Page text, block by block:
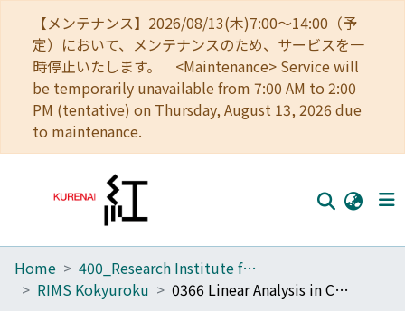
【メンテナンス】2026/08/13(木)7:00～14:00（予
定）において、メンテナンスのため、サービスを一
時停止いたします。 <Maintenance> Service will
be temporarily unavailable from 7:00 AM to 2:00
PM (tentative) on Thursday, August 13, 2026 due
to maintenance.
Home
Home
400_Research Institute for Mathematical Sciences
RIMS Kokyuroku
0366 Linear Analysis in Complex Domain